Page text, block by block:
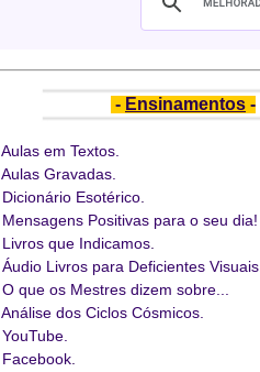
- Ensinamentos -
Aulas em Textos.
Aulas Gravadas.
Dicionário Esotérico
Mensagens Positivas para o seu dia!
Livros que Indicamos
Áudio Livros para Deficientes Visuais.
O que os Mestres dizem sobre...
Análise dos Ciclos Cósmicos.
YouTube.
Facebook